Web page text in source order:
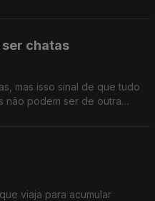
chatas
mas isso sinal de que tudo
não podem ser de outra
viaja para acumular